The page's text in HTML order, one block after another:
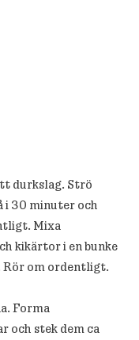
durkslag. Strö
i 30 minuter och
Mixa
kikärtor i en bunke
Rör om ordentligt.
Forma
och stek dem ca